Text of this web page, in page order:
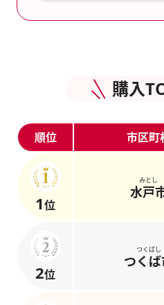
購入
順位 市区町
1位
みとし
水戸
2位
つくばし
つく